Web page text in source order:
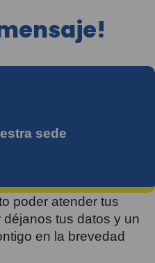
sede
poder atender tus
tus datos y un
en la brevedad